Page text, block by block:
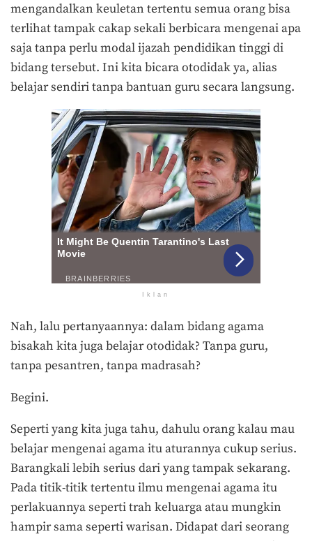
mengandalkan keuletan tertentu semua orang bisa
terlihat tampak cakap sekali berbicara mengenai apa
saja tanpa perlu modal ijazah pendidikan tinggi di
bidang tersebut. Ini kita bicara otodidak ya, alias
belajar sendiri tanpa bantuan guru secara langsung.
Iklan
Nah, lalu pertanyaannya: dalam bidang agama
bisakah kita juga belajar otodidak? Tanpa guru,
tanpa pesantren, tanpa madrasah?
Begini.
Seperti yang kita juga tahu, dahulu orang kalau mau
belajar mengenai agama itu aturannya cukup serius.
Barangkali lebih serius dari yang tampak sekarang.
Pada titik-titik tertentu ilmu mengenai agama itu
perlakuannya seperti trah keluarga atau mungkin
hampir sama seperti warisan. Didapat dari seorang